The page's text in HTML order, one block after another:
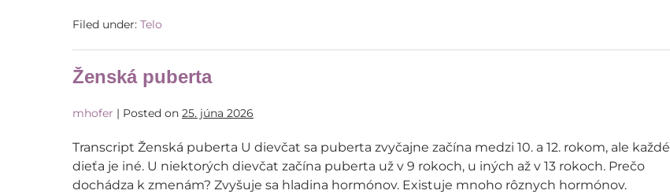
Filed under: Telo
Ženská puberta
mhofer | Posted on 25. júna 2026
Transcript Ženská puberta U dievčat sa puberta zvyčajne začína medzi 10. a 12. rokom, ale každé
dieťa je iné. U niektorých dievčat začína puberta už v 9 rokoch, u iných až v 13 rokoch. Prečo
dochádza k zmenám? Zvyšuje sa hladina hormónov. Existuje mnoho rôznych hormónov.